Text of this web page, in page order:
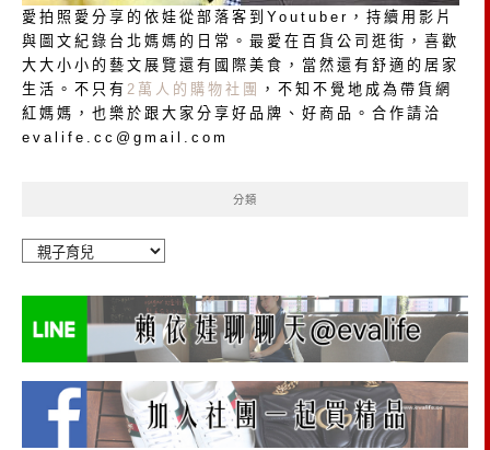
愛拍照愛分享的依娃從部落客到Youtuber，持續用影片
與圖文紀錄台北媽媽的日常。最愛在百貨公司逛街，喜歡
大大小小的藝文展覽還有國際美食，當然還有舒適的居家
生活。不只有 2萬人的購物社團
，不知不覺地成為帶貨網
紅媽媽，也樂於跟大家分享好品牌、好商品。合作請洽
evalife.cc@gmail.com
分類
分